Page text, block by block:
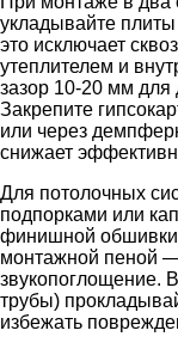
укладывайте
это исключает
утеплителем и
зазор 10-20 мм для
Закрепите
или через
снижает
Для потолочных
подпорками или
финишной
монтажной пеной —
звукопоглощение.
трубы)
избежать